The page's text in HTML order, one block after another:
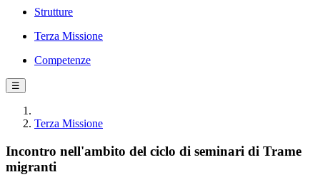
Strutture
Terza Missione
Competenze
☰
Terza Missione
Incontro nell'ambito del ciclo di seminari di Trame
migranti